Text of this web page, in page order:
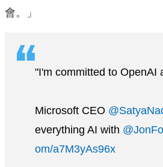
會。」
"I'm committed to OpenAI
Microsoft CEO
everything AI with
om/a7M3yAs96x